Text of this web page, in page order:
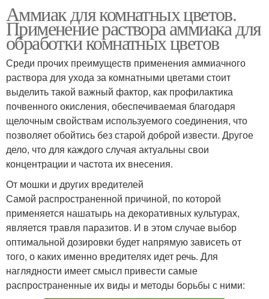
Аммиак для комнатных цветов.
Применение раствора аммиака для
обработки комнатных цветов
Среди прочих преимуществ применения аммиачного
раствора для ухода за комнатными цветами стоит
выделить такой важный фактор, как профилактика
почвенного окисления, обеспечиваемая благодаря
щелочным свойствам используемого соединения, что
позволяет обойтись без старой доброй извести. Другое
дело, что для каждого случая актуальны свои
концентрации и частота их внесения.
От мошки и других вредителей
Самой распространенной причиной, по которой
применяется нашатырь на декоративных культурах,
является травля паразитов. И в этом случае выбор
оптимальной дозировки будет напрямую зависеть от
того, о каких именно вредителях идет речь. Для
наглядности имеет смысл привести самые
распространенные их виды и методы борьбы с ними: